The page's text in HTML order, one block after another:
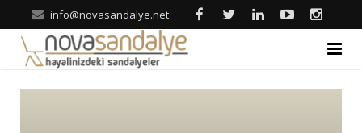
info@novasandalye.net
ANASAYFA